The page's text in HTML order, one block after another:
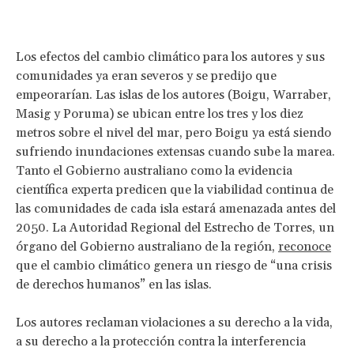
Los efectos del cambio climático para los autores y sus
comunidades ya eran severos y se predijo que
empeorarían. Las islas de los autores (Boigu, Warraber,
Masig y Poruma) se ubican entre los tres y los diez
metros sobre el nivel del mar, pero Boigu ya está siendo
sufriendo inundaciones extensas cuando sube la marea.
Tanto el Gobierno australiano como la evidencia
científica experta predicen que la viabilidad continua de
las comunidades de cada isla estará amenazada antes del
2050. La Autoridad Regional del Estrecho de Torres, un
órgano del Gobierno australiano de la región, reconoce
que el cambio climático genera un riesgo de “una crisis
de derechos humanos” en las islas.
Los autores reclaman violaciones a su derecho a la vida,
a su derecho a la protección contra la interferencia